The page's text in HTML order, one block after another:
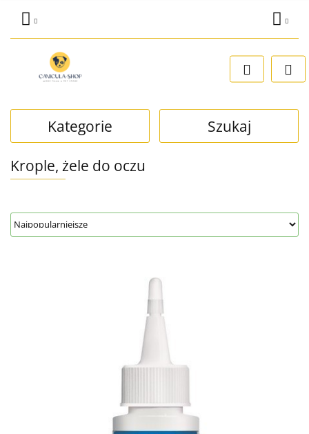
Zaloguj się
Dodaj zgłoszenie
Kategorie Szukaj
Krople, żele do oczu